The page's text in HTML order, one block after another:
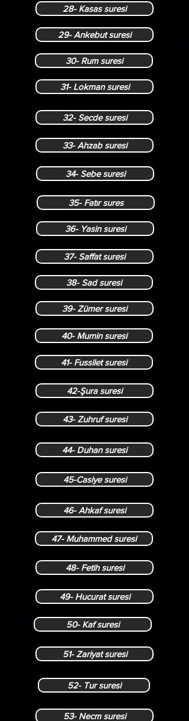
28- Kasas suresi
29- Ankebut suresi
30- Rum suresi
31- Lokman suresi
32- Secde suresi
33- Ahzab suresi
34- Sebe suresi
35- Fatır sures
36- Yasin suresi
37- Saffat suresi
38- Sad suresi
39- Zümer suresi
40- Mumin suresi
41- Fussilet suresi
42-Şura suresi
43- Zuhruf suresi
44- Duhan suresi
45-Casiye suresi
46- Ahkaf suresi
47- Muhammed suresi
48- Fetih suresi
49- Hucurat suresi
50- Kaf suresi
51- Zariyat suresi
52- Tur suresi
53- Necm suresi